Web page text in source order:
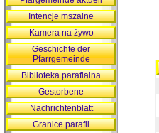
Intencje mszalne
Kamera na żywo
Geschichte der
Pfarrgemeinde
Biblioteka parafialna
Gestorbene
Nachrichtenblatt
Granice parafii